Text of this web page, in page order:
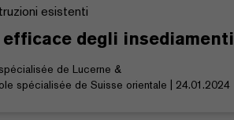
esistenti
degli insediamenti
de Lucerne &
spécialisée de Suisse orientale | 24.01.2024